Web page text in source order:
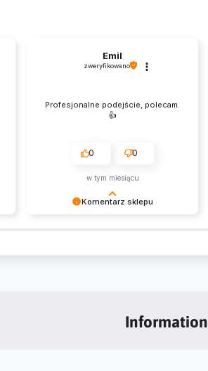
Komentarz sklepu
Emil
zweryfikowano
Profesjonalne podejście, polecam.
👍️
0 0
w tym miesiącu
Information